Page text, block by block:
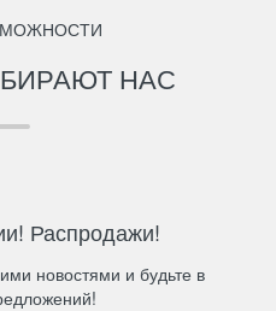
НАС
Распродажи!
новостями и будьте в